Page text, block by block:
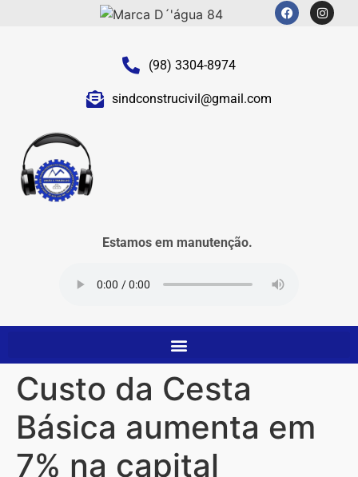
(98) 3304-8974
sindconstrucivil@gmail.com
Estamos em manutenção.
Custo da Cesta
Básica aumenta em
7% na capital